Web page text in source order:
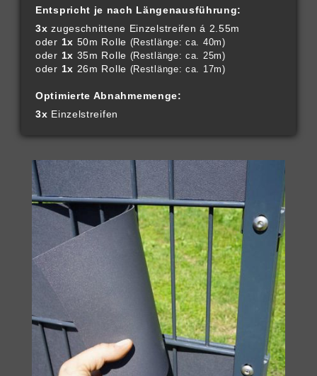
Entspricht je nach Längenausführung:
3x zugeschnittene Einzelstreifen á 2.55m
oder 1x 50m Rolle (Restlänge: ca. 40m)
oder 1x 35m Rolle (Restlänge: ca. 25m)
oder 1x 26m Rolle (Restlänge: ca. 17m)
Optimierte Abnahmemenge:
3x Einzelstreifen